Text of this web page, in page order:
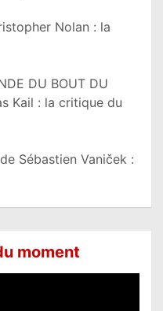
Nolan : la
DU BOUT DU
Kail : la critique du
Sébastien Vaniček :
moment